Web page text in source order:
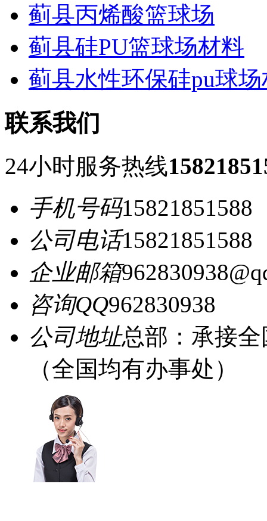
蓟县丙烯酸篮球场
蓟县硅PU篮球场材料
蓟县水性环保硅pu球
联系我们
24小时服务热线
手机号码15821851588
公司电话15821851588
企业邮箱
咨询QQ962830938
公司地址总部：承接
（全国均有办事处）